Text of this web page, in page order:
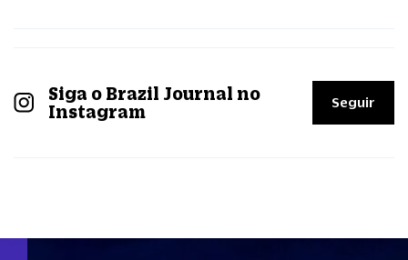
Siga o Brazil Journal no
Instagram
Seguir